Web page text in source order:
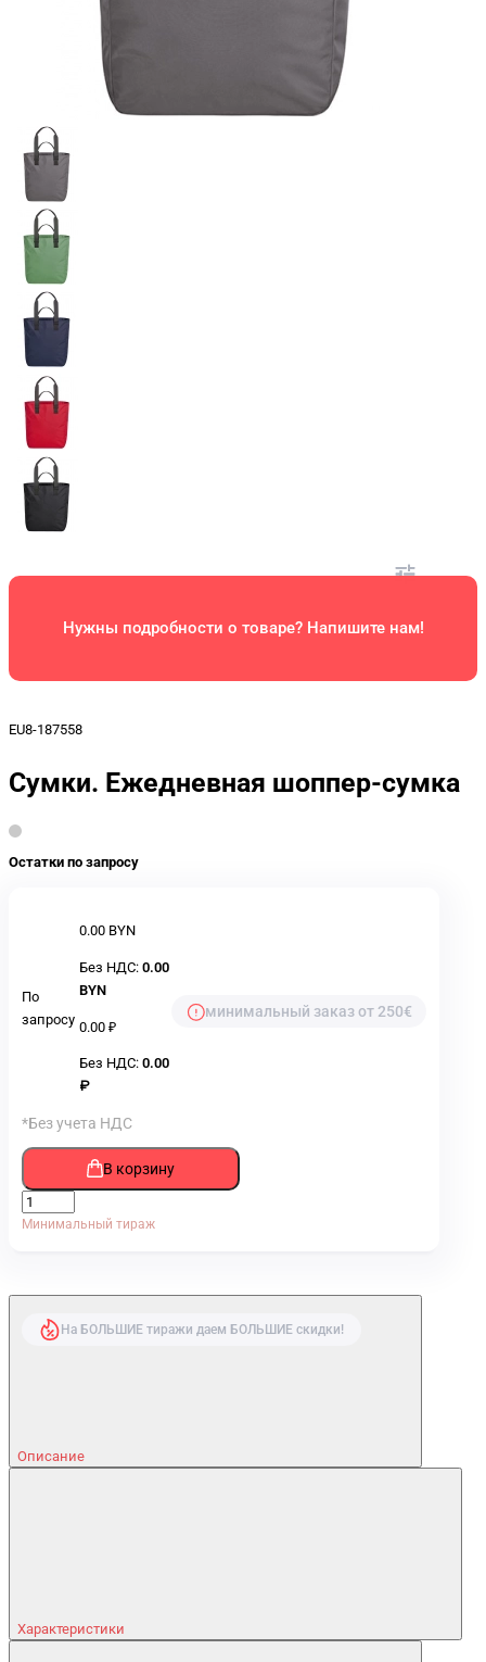
Нужны подробности о товаре? Напишите нам!
EU8-187558
Сумки. Ежедневная шоппер-сумка
Остатки по запросу
По
запросу
0.00 BYN
Без НДС: 0.00
BYN
0.00 ₽
Без НДС: 0.00
₽
минимальный заказ от 250€
*Без учета НДС
В корзину
Минимальный тираж
На БОЛЬШИЕ тиражи даем БОЛЬШИЕ скидки!
Описание
Характеристики